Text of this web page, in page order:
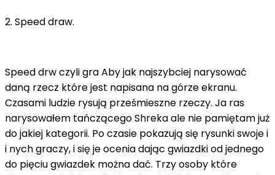
2. Speed draw.
Speed drw czyli gra Aby jak najszybciej narysować
daną rzecz które jest napisana na górze ekranu.
Czasami ludzie rysują prześmieszne rzeczy. Ja ras
narysowałem tańczącego Shreka ale nie pamiętam już
do jakiej kategorii. Po czasie pokazują się rysunki swoje i
i nych graczy, i się je ocenia dając gwiazdki od jednego
do pięciu gwiazdek można dać. Trzy osoby które